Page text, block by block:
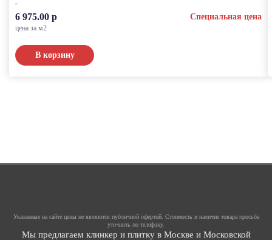
6 975.00 р Специальная цена
цена за м2
В корзину
Указанные на сайте цены не являются публичной офертой. Стоимость и наличие товара просьба
уточнять по телефону.
Мы предлагаем клинкер и плитку в Москве и Московской